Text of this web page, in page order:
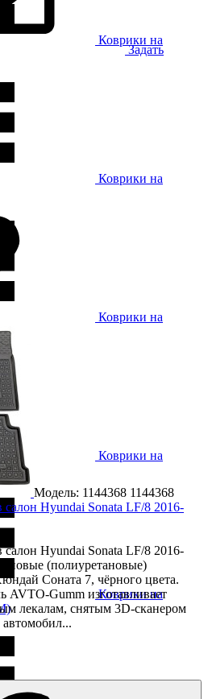
Коврики на
Коврики на
Коврики на
Коврики на
Коврики на
Задать
Модель: 1144368 1144368
Hyundai Sonata LF/8 2016-
Hyundai Sonata LF/8 2016-
(полиуретановые)
Соната 7, чёрного цвета.
AVTO-Gumm изготавливает
лекалам, снятым 3D-сканером
автомобил...